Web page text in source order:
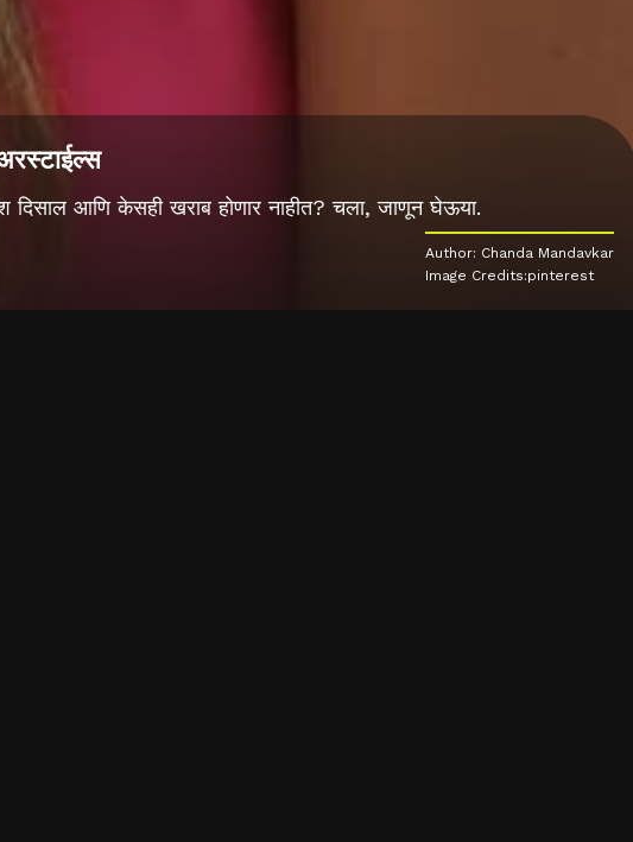
दिसाल आणि केसही खराब होणार नाहीत? चला, जाणून घेऊया.
Author: Chanda Mandavkar
Image Credits:pinterest